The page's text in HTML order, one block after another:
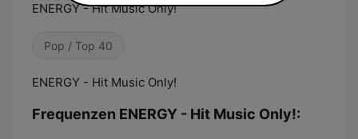
ENERGY - Hit Music Only!
Pop / Top 40
ENERGY - Hit Music Only!
Frequenzen ENERGY - Hit Music Only!: